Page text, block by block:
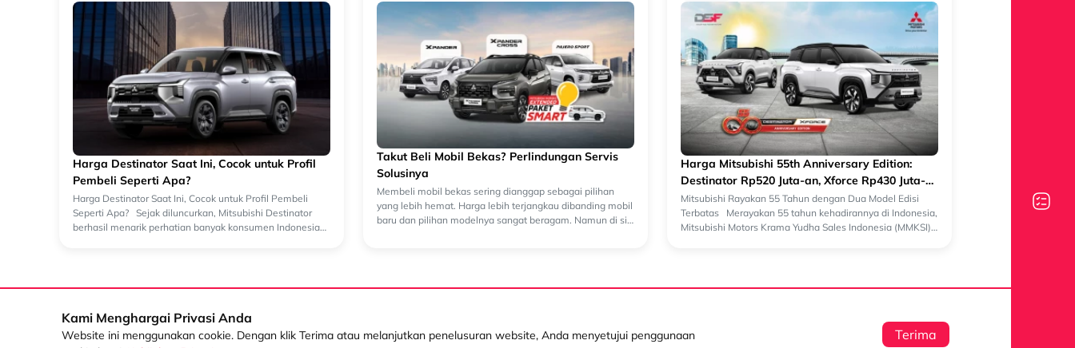
Harga Destinator Saat Ini, Cocok untuk Profil
Pembeli Seperti Apa?
Harga Destinator Saat Ini, Cocok untuk Profil Pembeli
Seperti Apa? Sejak diluncurkan, Mitsubishi Destinator
berhasil menarik perhatian banyak konsumen Indonesia
Takut Beli Mobil Bekas? Perlindungan Servis
Solusinya
Membeli mobil bekas sering dianggap sebagai pilihan
yang lebih hemat. Harga lebih terjangkau dibanding mobil
baru dan pilihan modelnya sangat beragam. Namun di sisi
Harga Mitsubishi 55th Anniversary Edition:
Destinator Rp520 Juta-an, Xforce Rp430 Juta-
an
Mitsubishi Rayakan 55 Tahun dengan Dua Model Edisi
Terbatas Merayakan 55 tahun kehadirannya di Indonesia,
Mitsubishi Motors Krama Yudha Sales Indonesia (MMKSI)
Kami Menghargai Privasi Anda
Website ini menggunakan cookie. Dengan klik Terima atau melanjutkan penelusuran website, Anda menyetujui penggunaan
Terima